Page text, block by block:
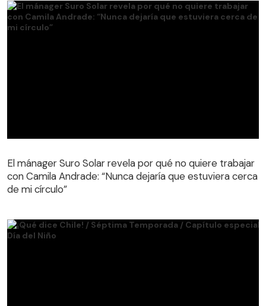
El mánager Suro Solar revela por qué no quiere trabajar
con Camila Andrade: “Nunca dejaría que estuviera cerca
de mi círculo”